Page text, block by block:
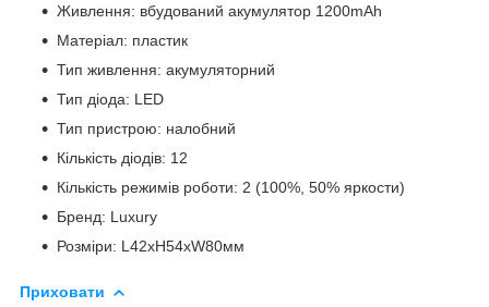
Живлення: вбудований акумулятор 1200mAh
Матеріал: пластик
Тип живлення: акумуляторний
Тип діода: LED
Тип пристрою: налобний
Кількість діодів: 12
Кількість режимів роботи: 2 (100%, 50% яркости)
Бренд: Luxury
Розміри: L42xH54xW80мм
Приховати